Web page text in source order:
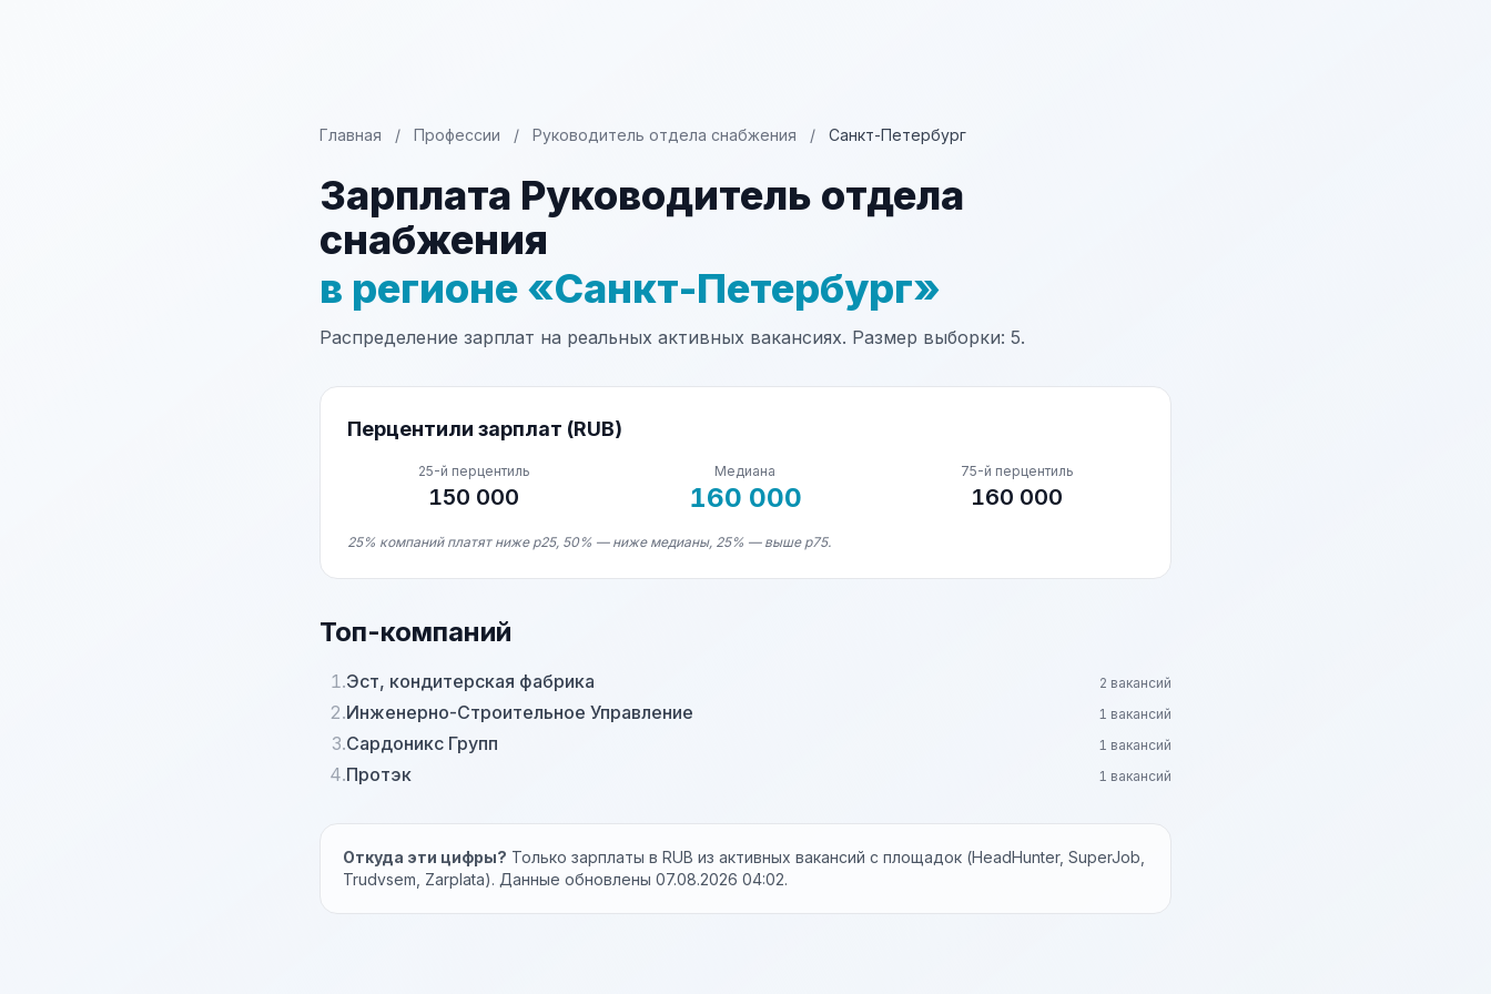
Главная / Профессии / Руководитель отдела снабжения / Санкт-Петербург
Зарплата Руководитель отдела
снабжения
в регионе «Санкт-Петербург»
Распределение зарплат на реальных активных вакансиях. Размер выборки: 5.
Перцентили зарплат (RUB)
25-й перцентиль
150 000
Медиана
160 000
75-й перцентиль
160 000
25% компаний платят ниже p25, 50% — ниже медианы, 25% — выше p75.
Топ-компаний
1.Эст, кондитерская фабрика 2 вакансий
2.Инженерно-Строительное Управление 1 вакансий
3.Сардоникс Групп 1 вакансий
4.Протэк 1 вакансий
Откуда эти цифры? Только зарплаты в RUB из активных вакансий с площадок (HeadHunter, SuperJob,
Trudvsem, Zarplata). Данные обновлены 07.08.2026 04:02.